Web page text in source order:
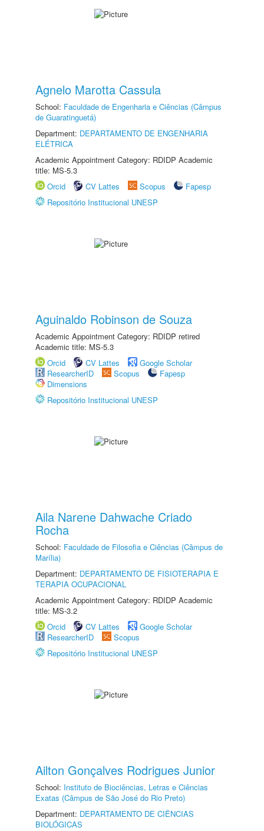
Agnelo Marotta Cassula
School: Faculdade de Engenharia e Ciências (Câmpus
de Guaratinguetá)
Department: DEPARTAMENTO DE ENGENHARIA
ELÉTRICA
Academic Appointment Category: RDIDP Academic
title: MS-5.3
Orcid
CV Lattes Scopus
Fapesp
Repositório Institucional UNESP
Aguinaldo Robinson de Souza
Academic Appointment Category: RDIDP retired
Academic title: MS-5.3
Orcid
CV Lattes
Google Scholar
ResearcherID
Scopus
Fapesp
Dimensions
Repositório Institucional UNESP
Aila Narene Dahwache Criado
Rocha
School: Faculdade de Filosofia e Ciências (Câmpus de
Marília)
Department: DEPARTAMENTO DE FISIOTERAPIA E
TERAPIA OCUPACIONAL
Academic Appointment Category: RDIDP Academic
title: MS-3.2
Orcid
CV Lattes
Google Scholar
ResearcherID
Scopus
Repositório Institucional UNESP
Ailton Gonçalves Rodrigues Junior
School: Instituto de Biociências, Letras e Ciências
Exatas (Câmpus de São José do Rio Preto)
Department: DEPARTAMENTO DE CIÊNCIAS
BIOLÓGICAS